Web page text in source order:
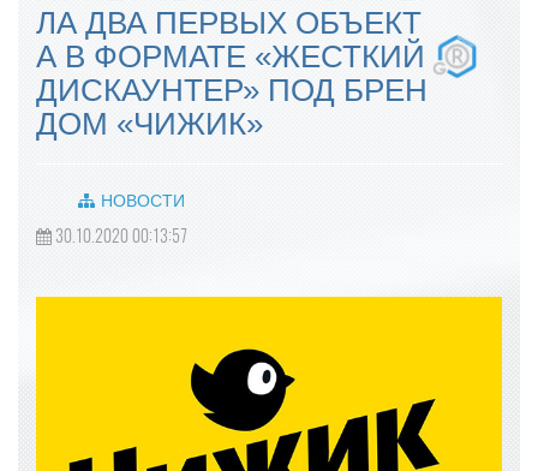
ЛА ДВА ПЕРВЫХ ОБЪЕКТ
А В ФОРМАТЕ «ЖЕСТКИЙ
ДИСКАУНТЕР» ПОД БРЕН
ДОМ «ЧИЖИК»
НОВОСТИ
30.10.2020 00:13:57